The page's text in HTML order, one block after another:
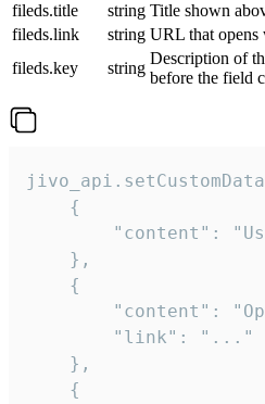
fileds.title
string Title shown
fileds.link
string URL that opens
fileds.key
string
Description of
before the field
    {
"content":
    },
    {
"content":
        "link": "..."
    },
    {